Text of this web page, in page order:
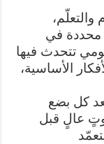
والتعلّم،
في
تتحدث فيها
الأساسية،
كل بضع
عالٍ قبل